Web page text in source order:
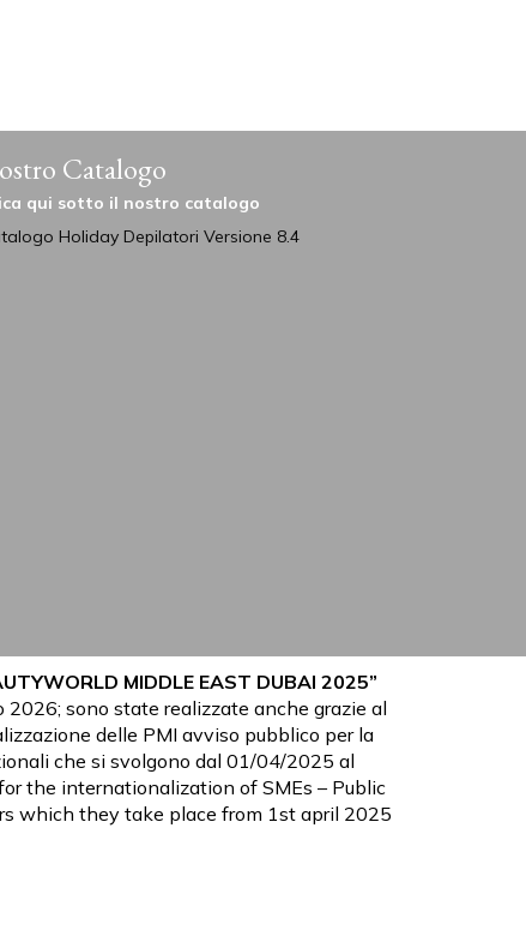
Catalogo
qui sotto il nostro catalogo
MIDDLE EAST DUBAI 2025”
sono state realizzate anche grazie al
delle PMI avviso pubblico per la
che si svolgono dal 01/04/2025 al
the internationalization of SMEs – Public
which they take place from 1st april 2025